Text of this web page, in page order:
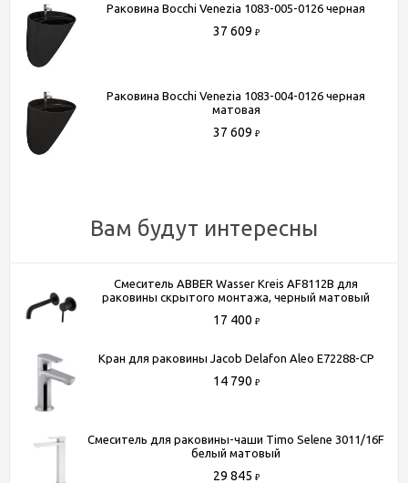
Способы получения товара:
метров от МКАД. БП "Румянцево", корпус В, этаж 2,
павильон 205В
- Доставка по Москве в пределах МКАД (стоимость
- Доставка до терминала любой транспортной компании
(для всей России)
телефону
+7 (495) 150-07-16или+7 (964) 645-17-27
Раковина Bocchi Venezia 1083-005-0126 черная
37 609 ₽
Раковина Bocchi Venezia 1083-004-0126 черная
матовая
37 609 ₽
Вам будут интересны
Смеситель ABBER Wasser Kreis AF8112B для
раковины скрытого монтажа, черный матовый
17 400 ₽
Кран для раковины Jacob Delafon Aleo E72288-CP
14 790 ₽
Смеситель для раковины-чаши Timo Selene 3011/16F
белый матовый
29 845 ₽